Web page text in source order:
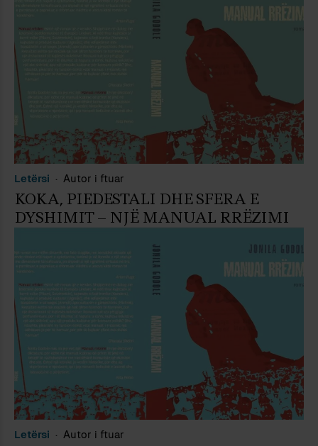
Letërsi Autor i ftuar
KOKA, PIEDESTALI DHE SFERA E
DYSHIMIT – NJË MANUAL RRËZIMI
Letërsi Autor i ftuar